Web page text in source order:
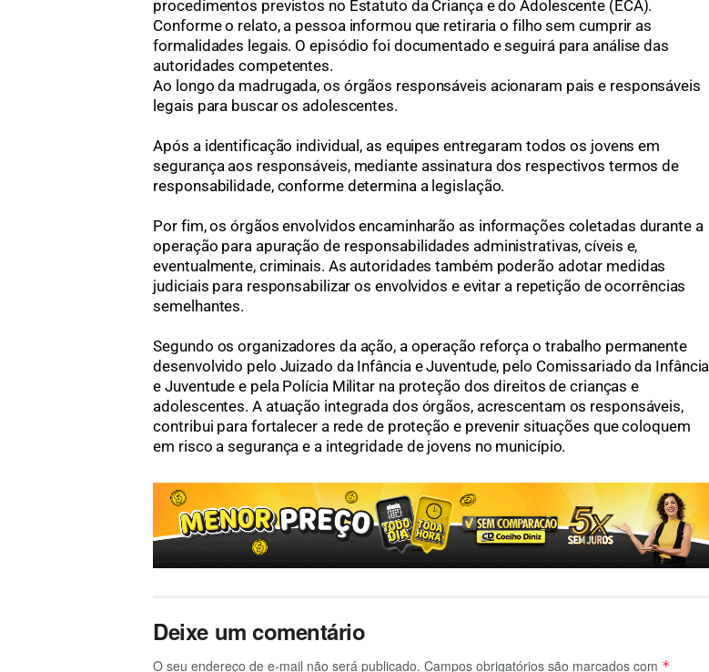
procedimentos previstos no Estatuto da Criança e do Adolescente (ECA).
Conforme o relato, a pessoa informou que retiraria o filho sem cumprir as
formalidades legais. O episódio foi documentado e seguirá para análise das
autoridades competentes.
Ao longo da madrugada, os órgãos responsáveis acionaram pais e responsáveis
legais para buscar os adolescentes.
Após a identificação individual, as equipes entregaram todos os jovens em
segurança aos responsáveis, mediante assinatura dos respectivos termos de
responsabilidade, conforme determina a legislação.
Por fim, os órgãos envolvidos encaminharão as informações coletadas durante a
operação para apuração de responsabilidades administrativas, cíveis e,
eventualmente, criminais. As autoridades também poderão adotar medidas
judiciais para responsabilizar os envolvidos e evitar a repetição de ocorrências
semelhantes.
Segundo os organizadores da ação, a operação reforça o trabalho permanente
desenvolvido pelo Juizado da Infância e Juventude, pelo Comissariado da Infância
e Juventude e pela Polícia Militar na proteção dos direitos de crianças e
adolescentes. A atuação integrada dos órgãos, acrescentam os responsáveis,
contribui para fortalecer a rede de proteção e prevenir situações que coloquem
em risco a segurança e a integridade de jovens no município.
Deixe um comentário
O seu endereço de e-mail não será publicado. Campos obrigatórios são marcados com *